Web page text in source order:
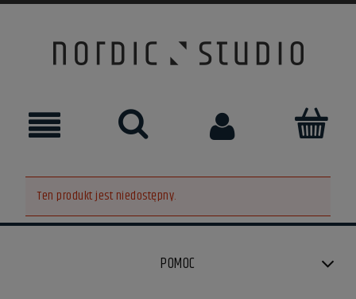
Ten produkt jest niedostępny.
POMOC